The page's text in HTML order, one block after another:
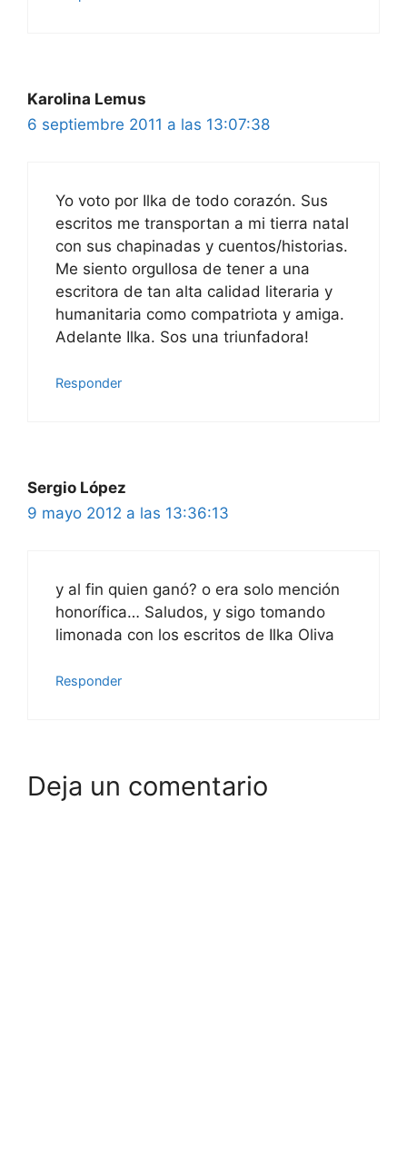
Karolina Lemus
6 septiembre 2011 a las 13:07:38
Yo voto por Ilka de todo corazón. Sus
escritos me transportan a mi tierra natal
con sus chapinadas y cuentos/historias.
Me siento orgullosa de tener a una
escritora de tan alta calidad literaria y
humanitaria como compatriota y amiga.
Adelante Ilka. Sos una triunfadora!
Responder
Sergio López
9 mayo 2012 a las 13:36:13
y al fin quien ganó? o era solo mención
honorífica… Saludos, y sigo tomando
limonada con los escritos de Ilka Oliva
Responder
Deja un comentario